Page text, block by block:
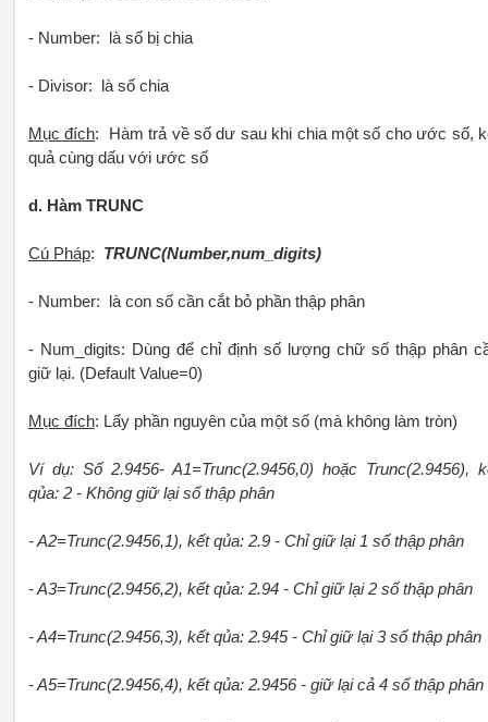
- Number: là số bị chia
- Divisor: là số chia
Mục đích: Hàm trả về số dư sau khi chia một số cho ước số,
quả cùng dấu với ước số
d. Hàm TRUNC
Cú Pháp: TRUNC(Number,num_digits)
- Number: là con số cần cắt bỏ phần thập phân
- Num_digits: Dùng để chỉ định số lượng chữ số thập phân
giữ lại. (Default Value=0)
Mục đích: Lấy phần nguyên của một số (mà không làm tròn)
Ví dụ: Số 2.9456- A1=Trunc(2.9456,0) hoặc Trunc(2.9456),
qủa: 2 - Không giữ lại số thập phân
- A2=Trunc(2.9456,1), kết qủa: 2.9 - Chỉ giữ lại 1 số thập phân
- A3=Trunc(2.9456,2), kết qủa: 2.94 - Chỉ giữ lại 2 số thập phân
- A4=Trunc(2.9456,3), kết qủa: 2.945 - Chỉ giữ lại 3 số thập phân
- A5=Trunc(2.9456,4), kết qủa: 2.9456 - giữ lại cả 4 số thập phân